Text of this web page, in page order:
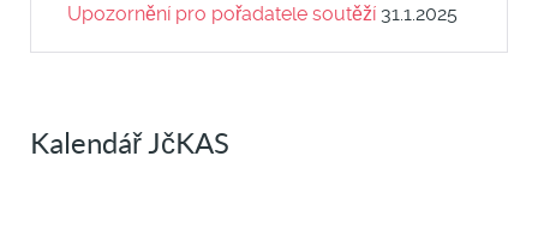
Upozornění pro pořadatele soutěží 31.1.2025
Kalendář JčKAS